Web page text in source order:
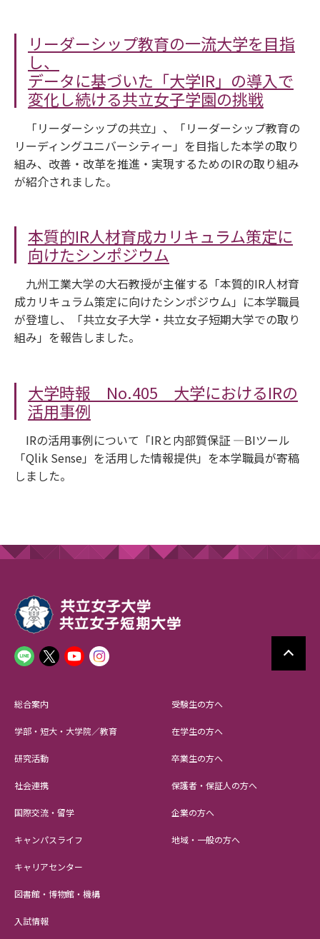
リーダーシップ教育の一流大学を目指
し、
データに基づいた「大学IR」の導入で
変化し続ける共立女子学園の挑戦
「リーダーシップの共立」、「リーダーシップ教育の
リーディングユニバーシティー」を目指した本学の取り
組み、改善・改革を推進・実現するためのIRの取り組み
が紹介されました。
本質的IR人材育成カリキュラム策定に
向けたシンポジウム
九州工業大学の大石教授が主催する「本質的IR人材育
成カリキュラム策定に向けたシンポジウム」に本学職員
が登壇し、「共立女子大学・共立女子短期大学での取り
組み」を報告しました。
大学時報 No.405 大学におけるIRの
活用事例
IRの活用事例について「IRと内部質保証 ―BIツール
「Qlik Sense」を活用した情報提供」を本学職員が寄稿
しました。
総合案内
学部・短大・大学院／教育
研究活動
社会連携
国際交流・留学
キャンパスライフ
キャリアセンター
図書館・博物館・機構
入試情報
受験生の方へ
在学生の方へ
卒業生の方へ
保護者・保証人の方へ
企業の方へ
地域・一般の方へ